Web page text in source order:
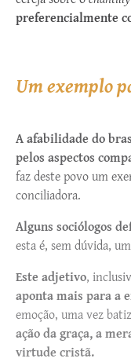
preferencialmente
Um exemplo
A afabilidade do
pelos aspectos
faz deste povo um
conciliadora.
Alguns sociólogos
esta é, sem dúvida,
Este adjetivo,
aponta mais para a
emoção, uma vez
ação da graça, a
virtude cristã.